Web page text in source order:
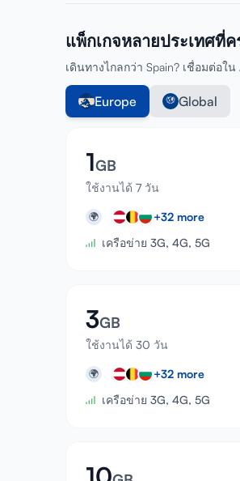
แพ็กเกจหลายประเทศที่
เดินทางไกลกว่า Spain? เชื่อมต่อใ
Europe Global
1GB
ใช้งานได้ 7 วัน
🌍 +32 more
เครือข่าย 3G, 4G, 5G
3GB
ใช้งานได้ 30 วัน
🌍 +32 more
เครือข่าย 3G, 4G, 5G